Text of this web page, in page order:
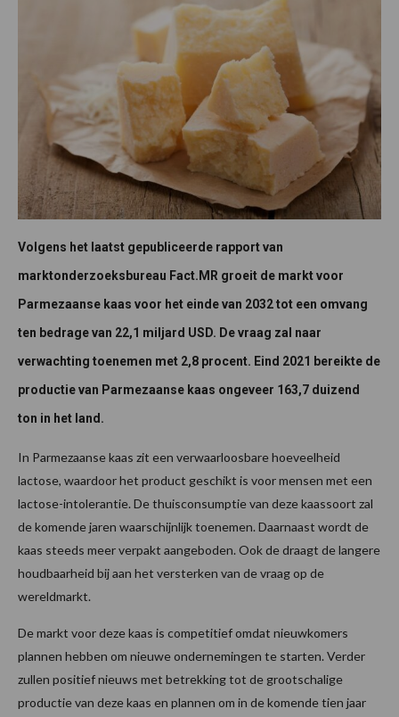
Volgens het laatst gepubliceerde rapport van
marktonderzoeksbureau Fact.MR groeit de markt voor
Parmezaanse kaas voor het einde van 2032 tot een omvang
ten bedrage van 22,1 miljard USD. De vraag zal naar
verwachting toenemen met 2,8 procent. Eind 2021 bereikte de
productie van Parmezaanse kaas ongeveer 163,7 duizend
ton in het land.
In Parmezaanse kaas zit een verwaarloosbare hoeveelheid
lactose, waardoor het product geschikt is voor mensen met een
lactose-intolerantie. De thuisconsumptie van deze kaassoort zal
de komende jaren waarschijnlijk toenemen. Daarnaast wordt de
kaas steeds meer verpakt aangeboden. Ook de draagt de langere
houdbaarheid bij aan het versterken van de vraag op de
wereldmarkt.
De markt voor deze kaas is competitief omdat nieuwkomers
plannen hebben om nieuwe ondernemingen te starten. Verder
zullen positief nieuws met betrekking tot de grootschalige
productie van deze kaas en plannen om in de komende tien jaar